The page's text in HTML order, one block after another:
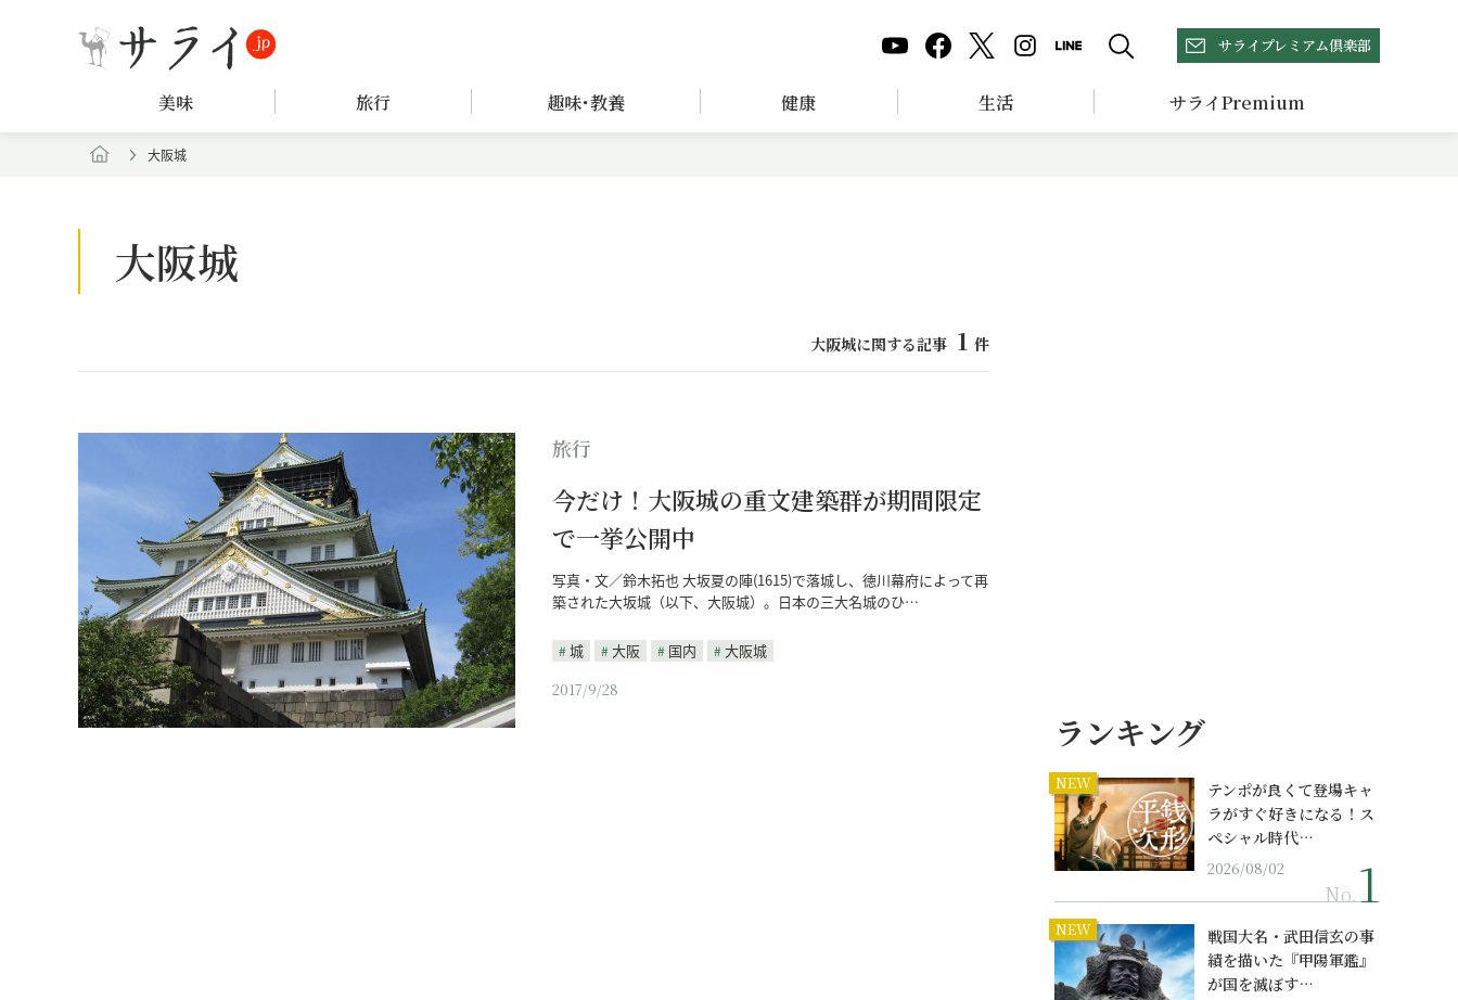
サライプレミアム倶楽部
美味 旅行 趣味･教養 健康 生活 サライPremium
大阪城
大阪城
大阪城に関する記事 1 件
旅行
今だけ！大阪城の重文建築群が期間限定
で一挙公開中
写真・文／鈴木拓也 大坂夏の陣(1615)で落城し、徳川幕府によって再
築された大坂城（以下、大阪城）。日本の三大名城のひ…
城 大阪 国内
大阪城
2017/9/28
ランキング
NEW
テンポが良くて登場キャ
ラがすぐ好きになる！ス
ペシャル時代…
2026/08/02
No.
NEW
戦国大名・武田信玄の事
績を描いた『甲陽軍鑑』
が国を滅ぼす…